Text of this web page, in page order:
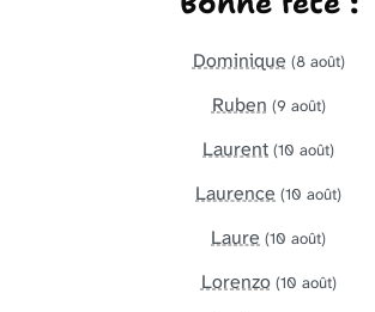
Dominique (8 août)
Ruben (9 août)
Laurent (10 août)
Laurence (10 août)
Laure (10 août)
Lorenzo (10 août)